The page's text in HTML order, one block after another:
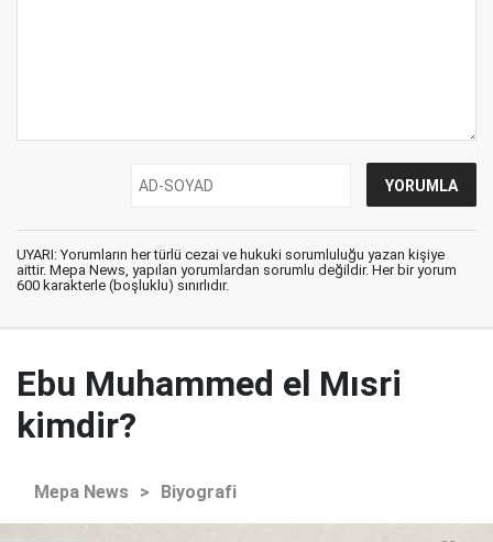
UYARI: Yorumların her türlü cezai ve hukuki sorumluluğu yazan kişiye
aittir. Mepa News, yapılan yorumlardan sorumlu değildir. Her bir yorum
600 karakterle (boşluklu) sınırlıdır.
Ebu Muhammed el Mısri
kimdir?
Mepa News > Biyografi